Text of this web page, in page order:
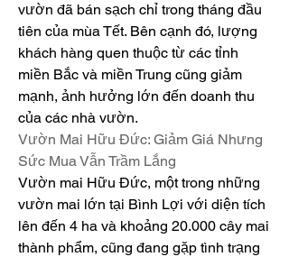
vườn đã bán sạch chỉ trong tháng đầu
tiên của mùa Tết. Bên cạnh đó, lượng
khách hàng quen thuộc từ các tỉnh
miền Bắc và miền Trung cũng giảm
mạnh, ảnh hưởng lớn đến doanh thu
của các nhà vườn.
Vườn Mai Hữu Đức: Giảm Giá Nhưng
Sức Mua Vẫn Trầm Lắng
Vườn mai Hữu Đức, một trong những
vườn mai lớn tại Bình Lợi với diện tích
lên đến 4 ha và khoảng 20.000 cây mai
thành phẩm, cũng đang gặp tình trạng